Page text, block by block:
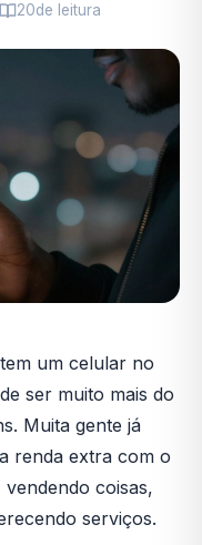
20de leitura
um celular no
ser muito mais do
Muita gente já
renda extra com o
coisas,
serviços.